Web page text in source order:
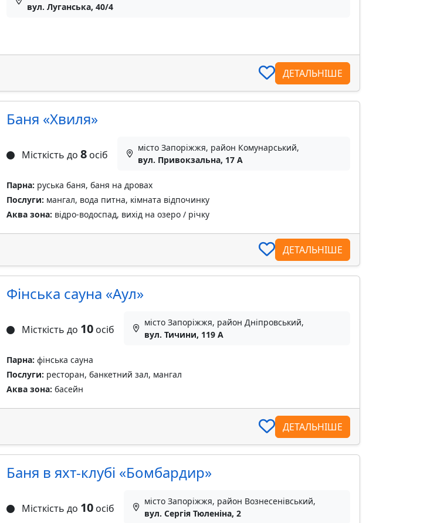
вул. Луганська, 40/4
ДЕТАЛЬНІШЕ
Баня «Хвиля»
Місткість до 8осіб
місто Запоріжжя, район Комунарський,
вул. Привокзальна, 17 А
Парна: руська баня, баня на дровах
Послуги: мангал, вода питна, кімната відпочинку
Аква зона: відро-водоспад, вихід на озеро / річку
ДЕТАЛЬНІШЕ
Фінська сауна «Аул»
Місткість до 10осіб
місто Запоріжжя, район Дніпровський,
вул. Тичини, 119 А
Парна: фінська сауна
Послуги: ресторан, банкетний зал, мангал
Аква зона: басейн
ДЕТАЛЬНІШЕ
Баня в яхт-клубі «Бомбардир»
Місткість до 10осіб
місто Запоріжжя, район Вознесенівський,
вул. Сергія Тюленіна, 2